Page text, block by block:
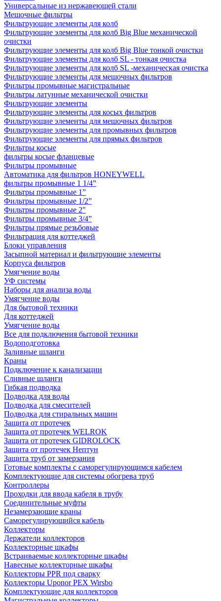
Универсальные из нержавеющей стали
Мешочные фильтры
Фильтрующие элементы для колб
Фильтрующие элементы для колб Big Blue механической
очистки
Фильтрующие элементы для колб Big Blue тонкой очистки
Фильтрующие элементы для колб SL - тонкая очистка
Фильтрующие элементы для колб SL -механическая очистка
Фильтрующие элементы для мешочных фильтров
Фильтры промывные магистральные
Фильтры латунные механической очистки
Фильтрующие элементы
Фильтрующие элементы для косых фильтров
Фильтрующие элементы для мешочных фильтров
Фильтрующие элементы для промывных фильтров
Фильтрующие элементы для прямых фильтров
Фильтры косые
фильтры косые фланцевые
Фильтры промывные
Автоматика для фильтров HONEYWELL
фильтры промывные 1 1/4”
Фильтры промывные 1”
Фильтры промывные 1/2”
Фильтры промывные 2"
Фильтры промывные 3/4”
Фильтры прямые резьбовые
Фильтрация для коттеджей
Блоки управления
Засыпной материал и фильтрующие элементы
Корпуса фильтров
Умягчение воды
УФ системы
Наборы для анализа воды
Умягчение воды
Для бытовой техники
Для коттеджей
Умягчение воды
Все для подключения бытовой техники
Водоподготовка
Заливные шланги
Краны
Подключение к канализации
Сливные шланги
Гибкая подводка
Подводка для воды
Подводка для смесителей
Подводка для стиральных машин
Защита от протечек
Защита от протечек WELROK
Защита от протечек GIDROLOCK
Защита от протечек Нептун
Защита труб от замерзания
Готовые комплекты с саморегулирующимся кабелем
Комплектующие для системы обогрева труб
Контроллеры
Проходки для ввода кабеля в трубу
Соединительные муфты
Незамерзающие краны
Саморегулирующийся кабель
Коллекторы
Держатели коллекторов
Коллекторные шкафы
Встраиваемые коллекторные шкафы
Навесные коллекторные шкафы
Коллекторы PPR под сварку
Коллекторы Uponor PEX Wirsbo
Комплектующие для коллекторов